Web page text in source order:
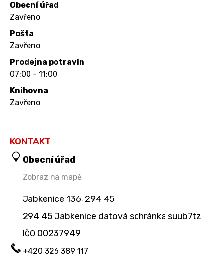
Obecní úřad
Zavřeno
Pošta
Zavřeno
Prodejna potravin
07:00 - 11:00
Knihovna
Zavřeno
KONTAKT
Obecní úřad
Zobraz na mapě
Jabkenice 136, 294 45
294 45 Jabkenice datová schránka suub7tz
IČO 00237949
+420 326 389 117